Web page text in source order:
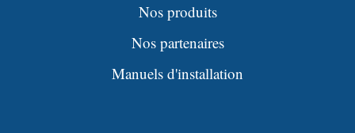
Nos produits
Nos partenaires
Manuels d'installation